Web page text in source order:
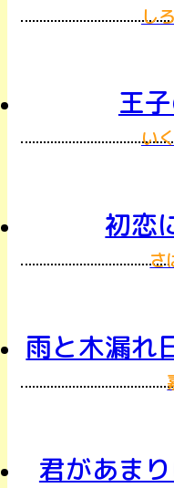
し
王
い
初恋
さ
雨と木漏れ
君があま